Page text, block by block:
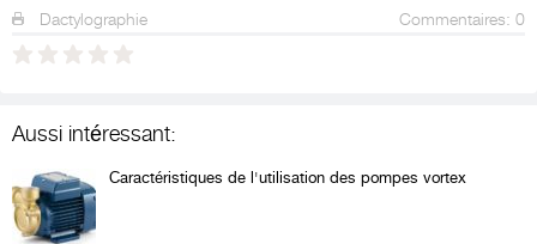
Dactylographie Commentaires: 0
Aussi intéressant:
Caractéristiques de l'utilisation des pompes vortex